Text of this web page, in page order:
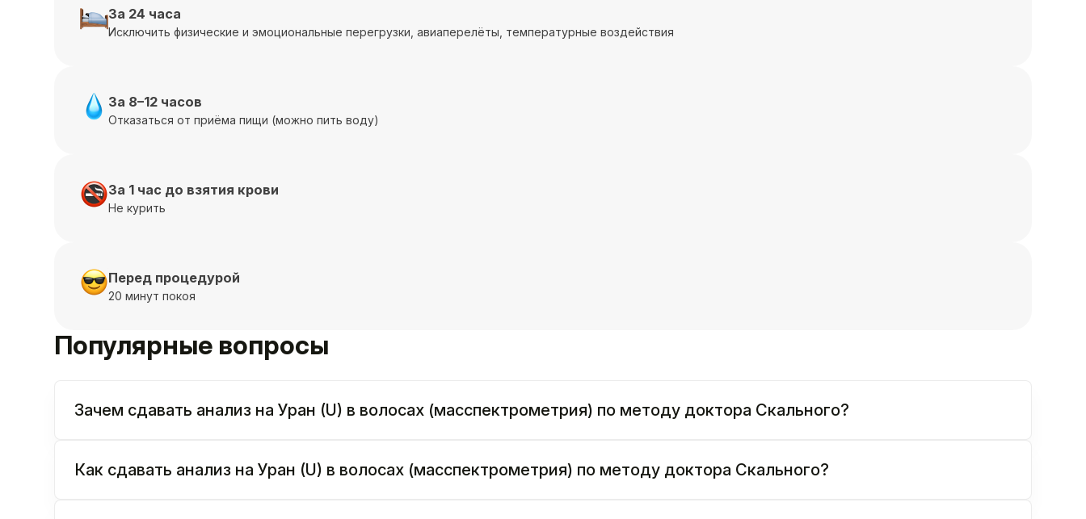
За 24 часа
Исключить физические и эмоциональные перегрузки, авиаперелёты, температурные воздействия
За 8–12 часов
Отказаться от приёма пищи (можно пить воду)
За 1 час до взятия крови
Не курить
Перед процедурой
20 минут покоя
Популярные вопросы
Зачем сдавать анализ на Уран (U) в волосах (масспектрометрия) по методу доктора Скального?
Как сдавать анализ на Уран (U) в волосах (масспектрометрия) по методу доктора Скального?